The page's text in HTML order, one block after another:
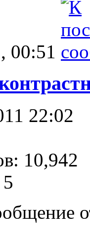
00:51
22:02
10,942